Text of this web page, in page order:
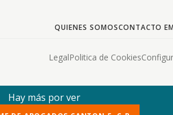
QUIENES SOMOSCONTACTO
LegalPolitica de Cookies
Hay más por ver